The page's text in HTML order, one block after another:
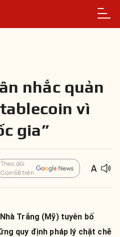
nhắc quản
vì
gia”
Theo dõi
Coin68 trên
Trắng (Mỹ) tuyên bố
quy định pháp lý chặt chẽ